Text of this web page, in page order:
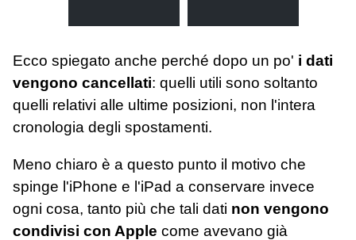
Ecco spiegato anche perché dopo un po' i dati
vengono cancellati: quelli utili sono soltanto
quelli relativi alle ultime posizioni, non l'intera
cronologia degli spostamenti.
Meno chiaro è a questo punto il motivo che
spinge l'iPhone e l'iPad a conservare invece
ogni cosa, tanto più che tali dati non vengono
condivisi con Apple come avevano già